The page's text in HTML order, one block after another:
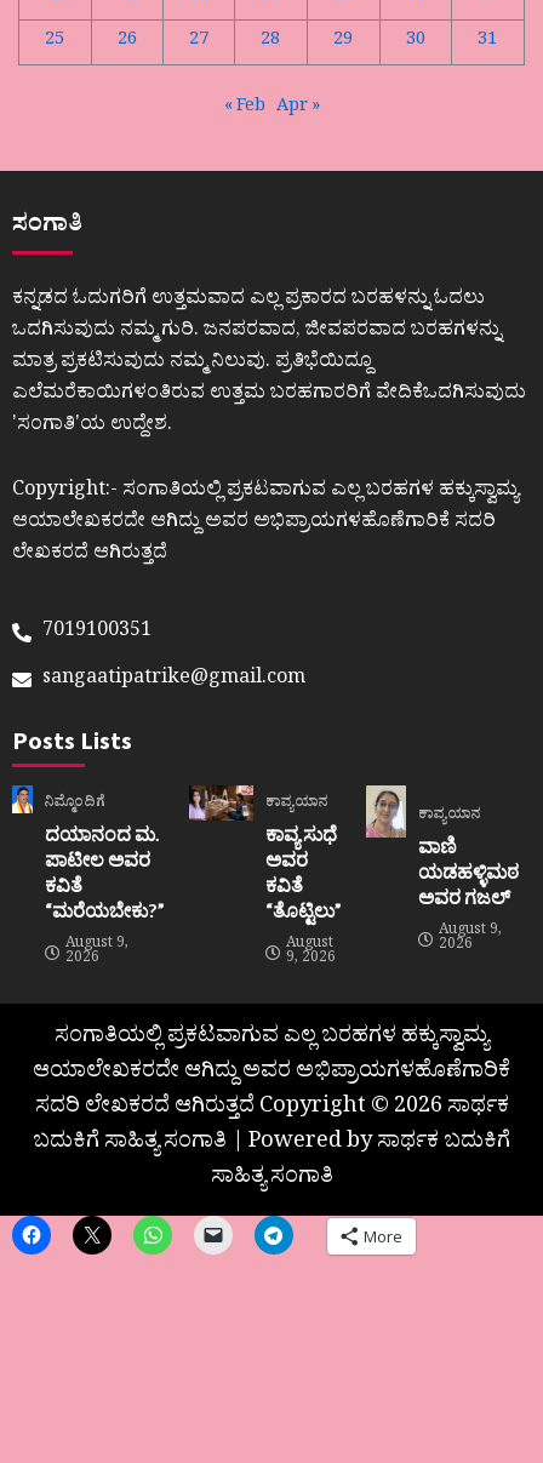
25
26 27 28 29 30 31
« Feb Apr »
ಸಂಗಾತಿ
ಕನ್ನಡದ ಓದುಗರಿಗೆ ಉತ್ತಮವಾದ ಎಲ್ಲ ಪ್ರಕಾರದ ಬರಹಳನ್ನು ಓದಲು
ಒದಗಿಸುವುದು ನಮ್ಮ ಗುರಿ. ಜನಪರವಾದ, ಜೀವಪರವಾದ ಬರಹಗಳನ್ನು
ಮಾತ್ರ ಪ್ರಕಟಿಸುವುದು ನಮ್ಮ ನಿಲುವು. ಪ್ರತಿಭೆಯಿದ್ದೂ
ಎಲೆಮರೆಕಾಯಿಗಳಂತಿರುವ ಉತ್ತಮ ಬರಹಗಾರರಿಗೆ ವೇದಿಕೆಒದಗಿಸುವುದು
ʼಸಂಗಾತಿʼಯ ಉದ್ದೇಶ.
Copyright:- ಸಂಗಾತಿಯಲ್ಲಿ ಪ್ರಕಟವಾಗುವ ಎಲ್ಲ ಬರಹಗಳ ಹಕ್ಕುಸ್ವಾಮ್ಯ
ಆಯಾಲೇಖಕರದೇ ಆಗಿದ್ದು ಅವರ ಅಭಿಪ್ರಾಯಗಳಹೊಣೆಗಾರಿಕೆ ಸದರಿ
ಲೇಖಕರದೆ ಆಗಿರುತ್ತದೆ
7019100351
sangaatipatrike@gmail.com
Posts Lists
ನಿಮ್ಮೊಂದಿಗೆ
ದಯಾನಂದ ಮ.
ಪಾಟೀಲ ಅವರ
ಕವಿತೆ
“ಮರೆಯಬೇಕು?”
August 9,
2026
ಕಾವ್ಯಯಾನ
ಕಾವ್ಯ ಸುಧೆ
ಅವರ
ಕವಿತೆ
“ತೊಟ್ಟಿಲು”
August
9, 2026
ಕಾವ್ಯಯಾನ
ವಾಣಿ
ಯಡಹಳ್ಳಿಮಠ
ಅವರ ಗಜಲ್
August 9,
2026
ಸಂಗಾತಿಯಲ್ಲಿ ಪ್ರಕಟವಾಗುವ ಎಲ್ಲ ಬರಹಗಳ ಹಕ್ಕುಸ್ವಾಮ್ಯ
ಆಯಾಲೇಖಕರದೇ ಆಗಿದ್ದು ಅವರ ಅಭಿಪ್ರಾಯಗಳಹೊಣೆಗಾರಿಕೆ
ಸದರಿ ಲೇಖಕರದೆ ಆಗಿರುತ್ತದೆ Copyright © 2026 ಸಾರ್ಥಕ
ಬದುಕಿಗೆ ಸಾಹಿತ್ಯ ಸಂಗಾತಿ | Powered by ಸಾರ್ಥಕ ಬದುಕಿಗೆ
ಸಾಹಿತ್ಯ ಸಂಗಾತಿ
More